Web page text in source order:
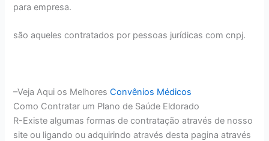
para empresa.
são aqueles contratados por pessoas jurídicas com cnpj.
–Veja Aqui os MelhoresConvênios Médicos
Como Contratar um Plano de Saúde Eldorado
R-Existe algumas formas de contratação através de nosso
site ou ligando ou adquirindo através desta pagina através